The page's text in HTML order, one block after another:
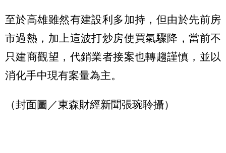
至於高雄雖然有建設利多加持，但由於先前房
市過熱，加上這波打炒房使買氣驟降，當前不
只建商觀望，代銷業者接案也轉趨謹慎，並以
消化手中現有案量為主。
（封面圖／東森財經新聞張琬聆攝）